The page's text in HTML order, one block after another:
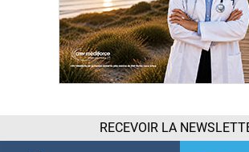
RECEVOIR LA